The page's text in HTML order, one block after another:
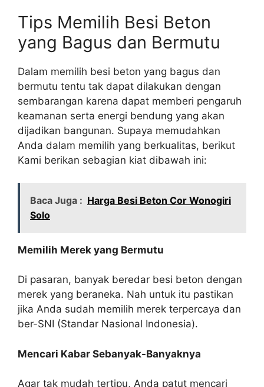
Tips Memilih Besi Beton
yang Bagus dan Bermutu
Dalam memilih besi beton yang bagus dan
bermutu tentu tak dapat dilakukan dengan
sembarangan karena dapat memberi pengaruh
keamanan serta energi bendung yang akan
dijadikan bangunan. Supaya memudahkan
Anda dalam memilih yang berkualitas, berikut
Kami berikan sebagian kiat dibawah ini:
Baca Juga : Harga Besi Beton Cor Wonogiri
Solo
Memilih Merek yang Bermutu
Di pasaran, banyak beredar besi beton dengan
merek yang beraneka. Nah untuk itu pastikan
jika Anda sudah memilih merek terpercaya dan
ber-SNI (Standar Nasional Indonesia).
Mencari Kabar Sebanyak-Banyaknya
Agar tak mudah tertipu, Anda patut mencari